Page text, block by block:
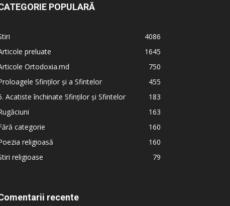
POPULARĂ
4086
preluate
1645
Ortodoxia.md
750
Sfinților și a Sfintelor
455
Acatiste închinate Sfinților și Sfintelor
183
163
categorie
160
religioasă
160
religioase
79
recente